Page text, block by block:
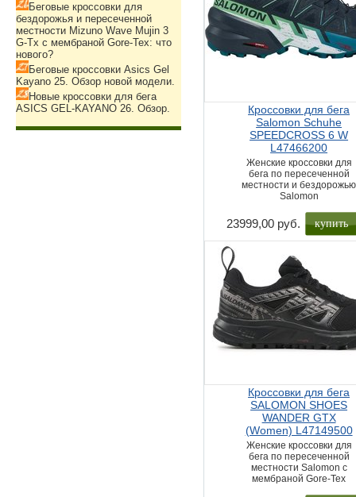
Кроссовки для бега
Salomon Schuhe
SPEEDCROSS 6 W
L47466200
Женские кроссовки для
бега по пересеченной
местности и бездорожью
Salomon
23999,00 руб. купить
Кроссовки для бега
SALOMON SHOES
WANDER GTX
(Women) L47149500
Женские кроссовки для
бега по пересеченной
местности Salomon с
мембраной Gore-Tex
Беговые кроссовки для
бездорожья и пересеченной
местности Mizuno Wave Mujin 3
G-Tx с мембраной Gore-Tex: что
нового?
Беговые кроссовки Asics Gel
Kayano 25. Обзор новой модели.
Новые кроссовки для бега
ASICS GEL-KAYANO 26. Обзор.